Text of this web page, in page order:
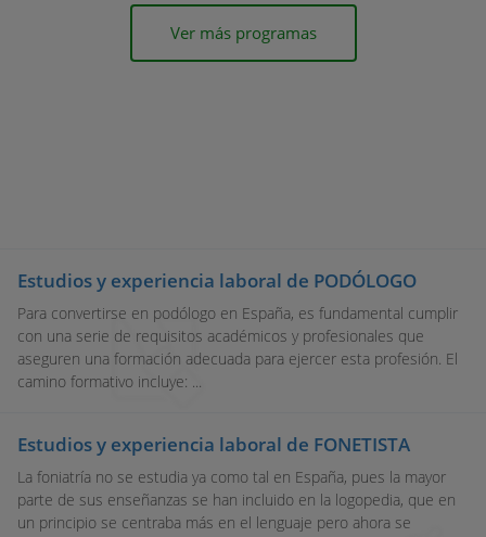
Ver más programas
Estudios y experiencia laboral de PODÓLOGO
Para convertirse en podólogo en España, es fundamental cumplir
con una serie de requisitos académicos y profesionales que
aseguren una formación adecuada para ejercer esta profesión. El
camino formativo incluye: ...
Estudios y experiencia laboral de FONETISTA
La foniatría no se estudia ya como tal en España, pues la mayor
parte de sus enseñanzas se han incluido en la logopedia, que en
un principio se centraba más en el lenguaje pero ahora se